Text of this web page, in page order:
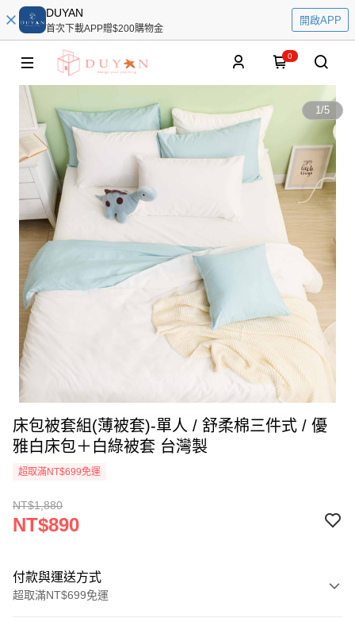
DUYAN
首次下載APP贈$200購物金
開啟APP
0
1/5
床包被套組(薄被套)-單人 / 舒柔棉三件式 / 優
雅白床包＋白綠被套 台灣製
超取滿NT$699免運
NT$1,880
NT$890
付款與運送方式
超取滿NT$699免運